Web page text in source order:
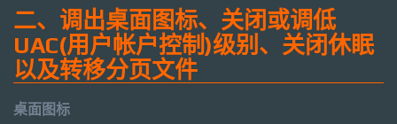
二、调出桌面图标、关闭或调低
UAC(用户帐户控制)级别、关闭休眠
以及转移分页文件
桌面图标